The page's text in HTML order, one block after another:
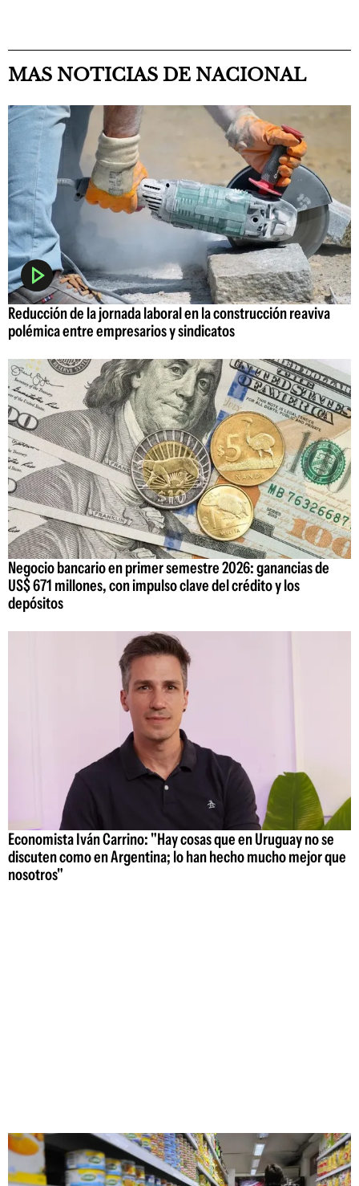
MAS NOTICIAS DE NACIONAL
Reducción de la jornada laboral en la construcción reaviva
polémica entre empresarios y sindicatos
Negocio bancario en primer semestre 2026: ganancias de
US$ 671 millones, con impulso clave del crédito y los
depósitos
Economista Iván Carrino: "Hay cosas que en Uruguay no se
discuten como en Argentina; lo han hecho mucho mejor que
nosotros"